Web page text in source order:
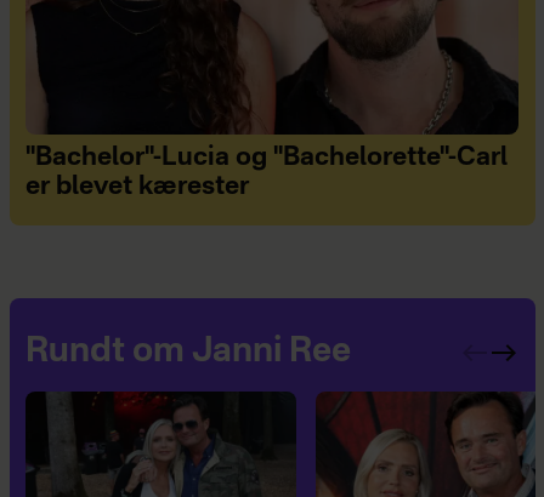
"Bachelor"-Lucia og "Bachelorette"-Carl
er blevet kærester
Rundt om Janni Ree